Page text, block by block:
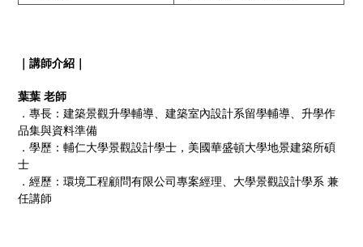
｜講師介紹｜
葉葉 老師
．專長：建築景觀升學輔導、建築室內設計系留學輔導、升學作
品集與資料準備
．學歷：輔仁⼤學景觀設計學⼠，美國華盛頓⼤學地景建築所碩
⼠
．經歷：環境工程顧問有限公司專案經理、大學景觀設計學系 兼
任講師